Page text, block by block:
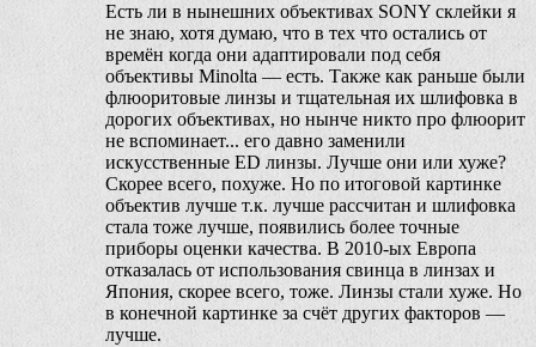
Есть ли в нынешних объективах SONY склейки я
не знаю, хотя думаю, что в тех что остались от
времён когда они адаптировали под себя
объективы Minolta — есть. Также как раньше были
флюоритовые линзы и тщательная их шлифовка в
дорогих объективах, но нынче никто про флюорит
не вспоминает... его давно заменили
искусственные ED линзы. Лучше они или хуже?
Скорее всего, похуже. Но по итоговой картинке
объектив лучше т.к. лучше рассчитан и шлифовка
стала тоже лучше, появились более точные
приборы оценки качества. В 2010-ых Европа
отказалась от использования свинца в линзах и
Япония, скорее всего, тоже. Линзы стали хуже. Но
в конечной картинке за счёт других факторов —
лучше.